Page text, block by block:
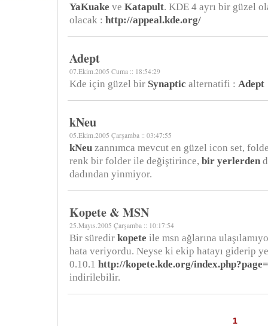
YaKuake ve Katapult. KDE 4 ayrı bir güzel
olacak : http://appeal.kde.org/
Adept
07.Ekim.2005 Cuma :: 18:54:29
Kde için güzel bir Synaptic alternatifi : Adept
kNeu
05.Ekim.2005 Çarşamba :: 03:47:55
kNeu zannımca mevcut en güzel icon set,
renk bir folder ile değiştirince, bir yerlerden
dadından yinmiyor.
Kopete & MSN
25.Mayıs.2005 Çarşamba :: 10:17:54
Bir süredir kopete ile msn ağlarına
hata veriyordu. Neyse ki ekip hatayı giderip
0.10.1 http://kopete.kde.org/
indirilebilir.
1